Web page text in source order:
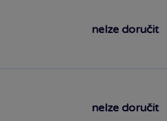
nelze doručit
nelze doručit